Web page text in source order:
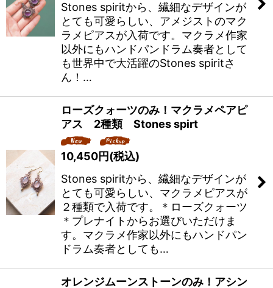
Stones spiritから、繊細なデザインが
とても可愛らしい、アメジストのマク
ラメピアスが入荷です。マクラメ作家
以外にもハンドパンドラム奏者として
も世界中で大活躍のStones spiritさ
ん！…
ローズクォーツのみ！マクラメペアピ
アス 2種類 Stones spirt
10,450円(税込)
Stones spiritから、繊細なデザインが
とても可愛らしい、マクラメピアスが
２種類で入荷です。＊ローズクォーツ
＊プレナイトからお選びいただけま
す。マクラメ作家以外にもハンドパン
ドラム奏者としても…
オレンジムーンストーンのみ！アシン